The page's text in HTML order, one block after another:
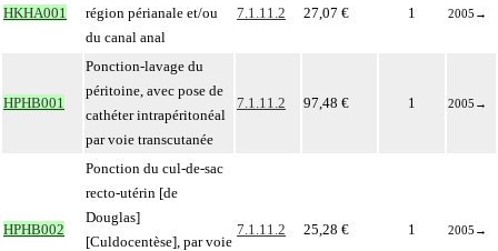
HKHA001
région périanale et/ou
du canal anal
7.1.11.2 27,07 € 1 2005 →
HPHB001
Ponction-lavage du
péritoine, avec pose de
cathéter intrapéritonéal
par voie transcutanée
7.1.11.2 97,48 € 1 2005 →
HPHB002
Ponction du cul-de-sac
recto-utérin [de
Douglas]
[Culdocentèse], par voie
7.1.11.2 25,28 € 1 2005 →